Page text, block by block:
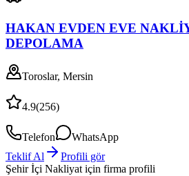
HAKAN EVDEN EVE
DEPOLAMA
Toroslar, Mersin
4.9(256)
Telefon
WhatsApp
Teklif Al
Profili gör
Şehir İçi Nakliyat için firma profili